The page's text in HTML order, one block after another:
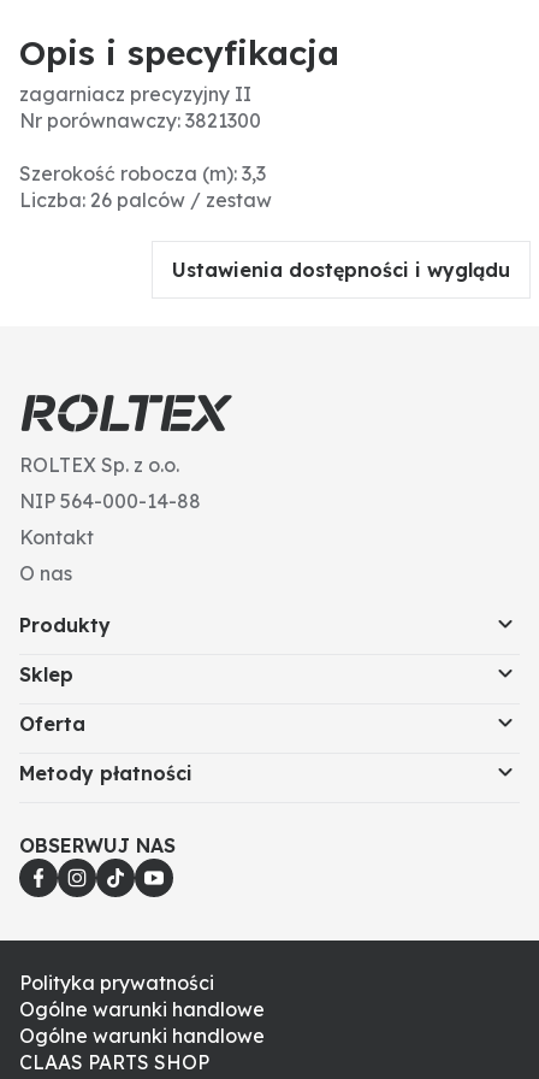
Opis i specyfikacja
zagarniacz precyzyjny II
Nr porównawczy: 3821300
Szerokość robocza (m): 3,3
Liczba: 26 palców / zestaw
Ustawienia dostępności i wyglądu
ROLTEX Sp. z o.o.
NIP 564-000-14-88
Kontakt
O nas
Produkty
Sklep
Oferta
Metody płatności
OBSERWUJ NAS
Polityka prywatności
Ogólne warunki handlowe
Ogólne warunki handlowe
CLAAS PARTS SHOP